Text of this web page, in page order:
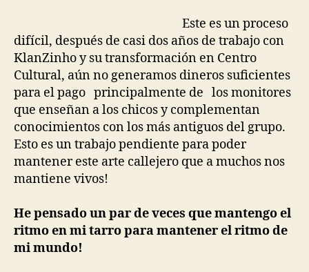
Este es un proceso
difícil, después de casi dos años de trabajo con
KlanZinho y su transformación en Centro
Cultural, aún no generamos dineros suficientes
para el pago principalmente de los monitores
que enseñan a los chicos y complementan
conocimientos con los más antiguos del grupo.
Esto es un trabajo pendiente para poder
mantener este arte callejero que a muchos nos
mantiene vivos!
He pensado un par de veces que mantengo el
ritmo en mi tarro para mantener el ritmo de
mi mundo!